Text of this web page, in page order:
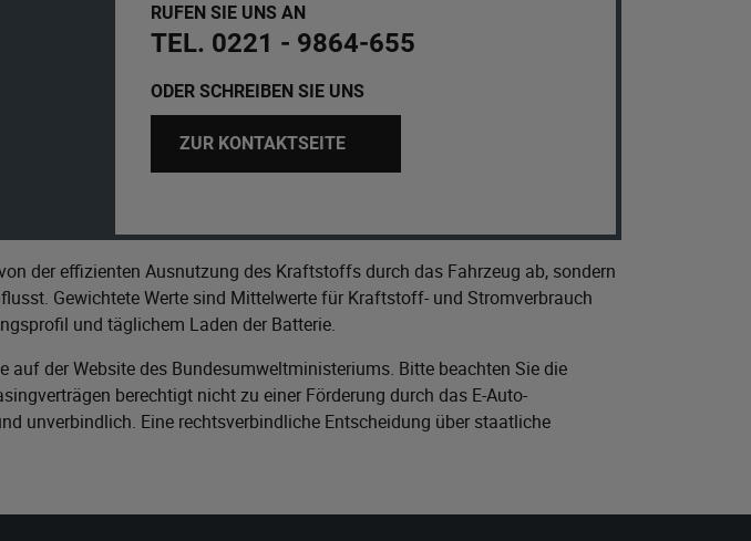
RUFEN SIE UNS AN
TEL. 0221 - 9864-655
ODER SCHREIBEN SIE UNS
ZUR KONTAKTSEITE
der effizienten Ausnutzung des Kraftstoffs durch das Fahrzeug ab, sondern
Gewichtete Werte sind Mittelwerte für Kraftstoff- und Stromverbrauch
und täglichem Laden der Batterie.
auf der Website des Bundesumweltministeriums. Bitte beachten Sie die
berechtigt nicht zu einer Förderung durch das E-Auto-
unverbindlich. Eine rechtsverbindliche Entscheidung über staatliche